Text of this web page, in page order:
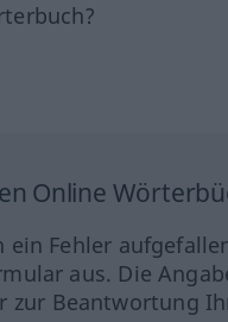
Online
Fehler
aus. Die
zur Beantwortung